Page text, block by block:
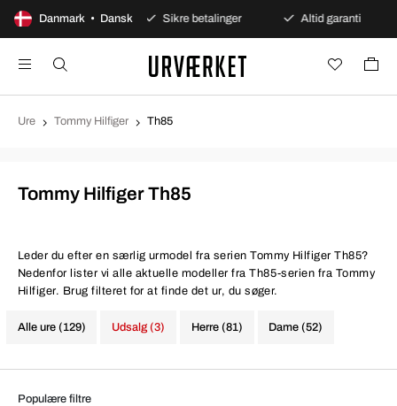
Danmark • Dansk
åbent køb Sikre betalinger Altid garanti
Ure Tommy Hilfiger Th85
Tommy Hilfiger Th85
Leder du efter en særlig urmodel fra serien Tommy Hilfiger Th85?
Nedenfor lister vi alle aktuelle modeller fra Th85-serien fra Tommy
Hilfiger. Brug filteret for at finde det ur, du søger.
Alle ure (129) Herre (81) Dame (52)
Udsalg (3)
Populære filtre